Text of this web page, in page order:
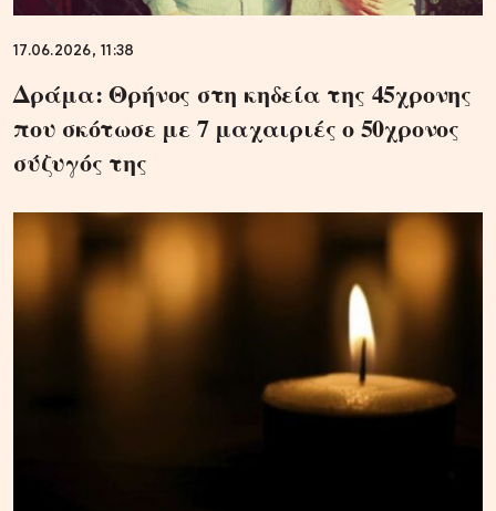
17.06.2026, 11:38
Δράμα: Θρήνος στη κηδεία της 45χρονης
που σκότωσε με 7 μαχαιριές ο 50χρονος
σύζυγός της